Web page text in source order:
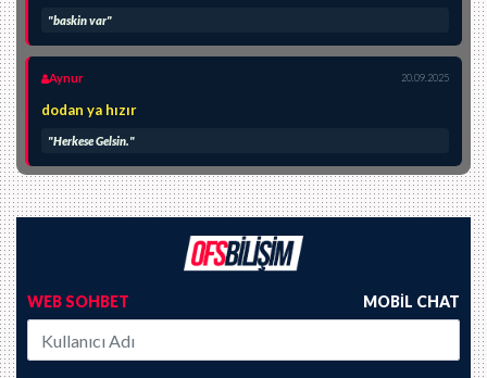
"baskin var"
Aynur 20.09.2025
dodan ya hızır
"Herkese Gelsin."
WEB SOHBET MOBİL CHAT